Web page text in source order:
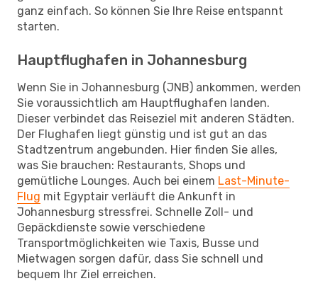
ganz einfach. So können Sie Ihre Reise entspannt
starten.
Hauptflughafen in Johannesburg
Wenn Sie in Johannesburg (JNB) ankommen, werden
Sie voraussichtlich am Hauptflughafen landen.
Dieser verbindet das Reiseziel mit anderen Städten.
Der Flughafen liegt günstig und ist gut an das
Stadtzentrum angebunden. Hier finden Sie alles,
was Sie brauchen: Restaurants, Shops und
gemütliche Lounges. Auch bei einem Last-Minute-
Flug mit Egyptair verläuft die Ankunft in
Johannesburg stressfrei. Schnelle Zoll- und
Gepäckdienste sowie verschiedene
Transportmöglichkeiten wie Taxis, Busse und
Mietwagen sorgen dafür, dass Sie schnell und
bequem Ihr Ziel erreichen.